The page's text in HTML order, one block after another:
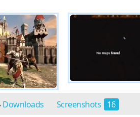
Downloads Screenshots 16